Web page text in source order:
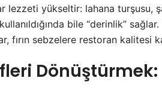
lezzeti yükseltir: lahana turşusu,
bile “derinlik”
fırın sebzelere restoran kalitesi